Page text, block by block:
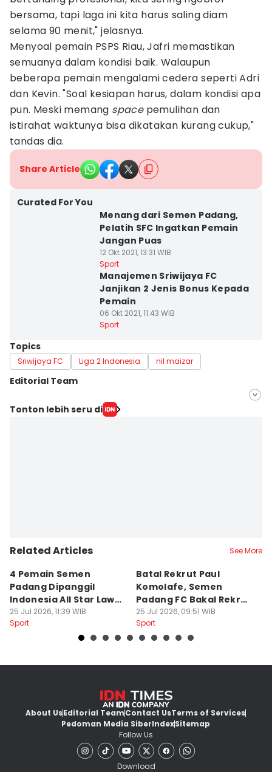
bersama, tapi laga ini kita harus saling diam
selama 90 menit," jelasnya.
Menyoal pemain PSPS Riau, Jafri memastikan
semuanya dalam kondisi baik. Walaupun
beberapa pemain mengalami cedera seperti Adri
dan Kevin. "Soal kesiapan harus, dalam kondisi apa
pun. Meski memang spacepemulihan dan
istirahat waktunya bisa dikatakan kurang cukup,"
tandas dia.
Share Article
Curated For You
Menang dari Semen Padang,
Pelatih SFC Ingatkan Pemain
Jangan Puas
12 Okt 2021, 13:31 WIB
Sport
Manajemen Sriwijaya FC
Janjikan 2 Jenis Bonus Kepada
Pemain
06 Okt 2021, 11:43 WIB
Sport
Topics
Sriwijaya FC Liga 2 Indonesia nil maizar
Editorial Team
Editor
Tonton lebih seru di
Related Articles See More
4 Pemain Semen
Padang Dipanggil
Indonesia All Star Lawan
Aston Villa
25 Jul 2026, 11:39 WIB
Sport
Batal Rekrut Paul
Komolafe, Semen
Padang FC Bakal Rekrut
Striker Baru
25 Jul 2026, 09:51 WIB
Sport
About UsEditorial TeamContact UsTerms of Services
Pedoman Media SiberIndexSitemap
Follow Us
Download